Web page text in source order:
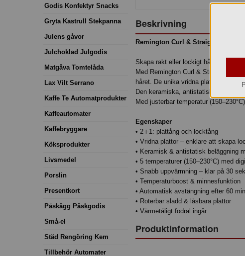
Godis Konfektyr Snacks
Gryta Kastrull Stekpanna
Julens gåvor
Julchoklad Julgodis
Matgåva Tomtelåda
Lax Vilt Serrano
Kaffe Te Automatprodukter
Kaffeautomater
Kaffebryggare
Köksprodukter
Livsmedel
Porslin
Presentkort
Påskägg Påskgodis
Små-el
Städ Rengöring Kem
Tillbehör Automater
Beskrivning
Remington Curl & Straight
Skapa rakt eller lockigt hår – enkelt
Med Remington Curl & Straight
håret. De unika vridna plattorna
Den keramiska, antistatiska
Med justerbar temperatur
Egenskaper
• 2-i-1: plattång och locktång
• Vridna plattor – enklare att skapa
• Keramisk & antistatisk beläggning
• 5 temperaturer (150–230°C) med
• Snabb uppvärmning – klar på 30
• Temperaturboost & minnesfunktion
• Automatisk avstängning efter 60 min
• Roterbar sladd & låsbara plattor
• Värmetåligt fodral ingår
Produktinformation